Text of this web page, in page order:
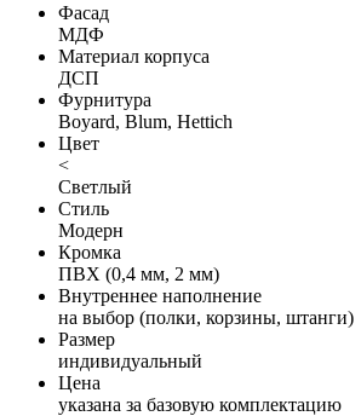
Фасад
МДФ
Материал корпуса
ДСП
Фурнитура
Boyard, Blum, Hettich
Цвет
<
Светлый
Стиль
Модерн
Кромка
ПВХ (0,4 мм, 2 мм)
Внутреннее наполнение
на выбор (полки, корзины, штанги)
Размер
индивидуальный
Цена
указана за базовую комплектацию